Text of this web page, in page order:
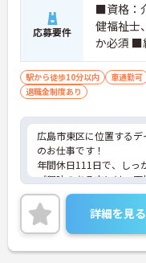
応募要件
■資格：
健福祉士
か必須 ■
での経
免許 必須
駅から徒歩10分以内 車通勤可
退職金制度あり
広島市東区に位置する
のお仕事です！
年間休日111日で、しっ
ご興味のある方には、
詳細をお話いたします
い。
詳細を見る